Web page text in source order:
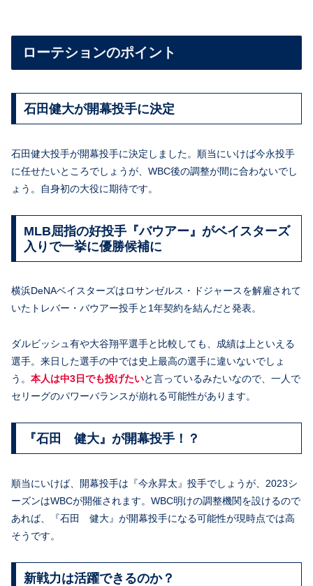
ローテションのポイント
石田健大が開幕投手に決定
石田健大投手が開幕投手に決定しました。順当にいけば今永投手
に任せたいところでしょうが、WBC後の調整が間に合わないでし
ょう。自身初の大役に期待です。
MLB屈指の好投手『バウアー』がベイスターズ
入りで一挙に優勝候補に
横浜DeNAベイスターズはロサンゼルス・ドジャースを解雇されて
いたトレバー・バウアー投手と1年契約を結んだと発表。
ダルビッシュ有や大谷翔平選手と比較しても、成績は上といえる
選手。来日した選手の中では史上最高の選手に違いないでしょ
う。 本人は中3日でも投げたいと言っているみたいなので、一人で
セリーグのパワーバランスが崩れる可能性があります。
『石田 健大』が開幕投手！？
順当にいけば、開幕投手は『今永昇太』投手でしょうが、2023シ
ーズンはWBCが開催されます。WBC明けの調整機関を設けるので
あれば、『石田 健大』が開幕投手になる可能性が現時点では高
そうです。
新戦力は活躍できるのか？